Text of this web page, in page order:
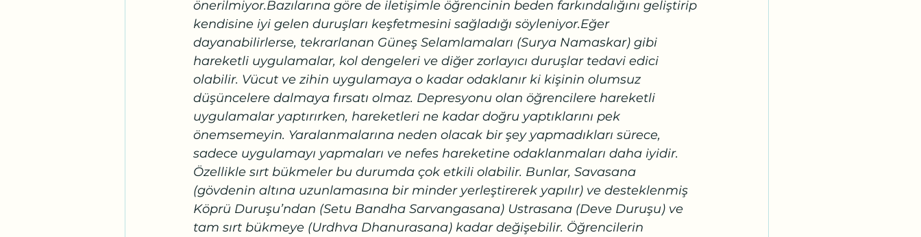
önerilmiyor.Bazılarına göre de iletişimle öğrencinin beden farkındalığını geliştirip
kendisine iyi gelen duruşları keşfetmesini sağladığı söyleniyor.Eğer
dayanabilirlerse, tekrarlanan Güneş Selamlamaları (Surya Namaskar) gibi
hareketli uygulamalar, kol dengeleri ve diğer zorlayıcı duruşlar tedavi edici
olabilir. Vücut ve zihin uygulamaya o kadar odaklanır ki kişinin olumsuz
düşüncelere dalmaya fırsatı olmaz. Depresyonu olan öğrencilere hareketli
uygulamalar yaptırırken, hareketleri ne kadar doğru yaptıklarını pek
önemsemeyin. Yaralanmalarına neden olacak bir şey yapmadıkları sürece,
sadece uygulamayı yapmaları ve nefes hareketine odaklanmaları daha iyidir.
Özellikle sırt bükmeler bu durumda çok etkili olabilir. Bunlar, Savasana
(gövdenin altına uzunlamasına bir minder yerleştirerek yapılır) ve desteklenmiş
Köprü Duruşu’ndan (Setu Bandha Sarvangasana) Ustrasana (Deve Duruşu) ve
tam sırt bükmeye (Urdhva Dhanurasana) kadar değişebilir. Öğrencilerin